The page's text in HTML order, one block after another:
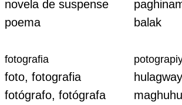
novela de suspense
poema
balak
fotografia
foto, fotografia
fotógrafo, fotógrafa